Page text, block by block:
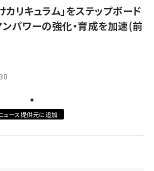
ーム貢献～仲間と築いた勝利の絆～ (2314)
(2279)
(1353)
カリキュラム」をステップボード
ンパワーの強化・育成を加速(前
ュース提供元に追加